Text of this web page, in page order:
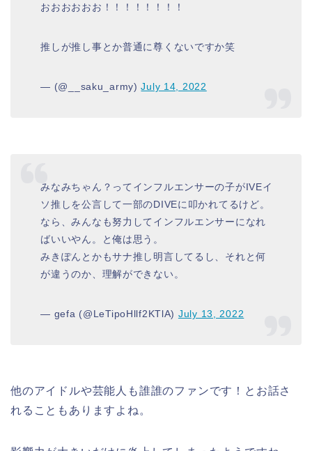
おおおおおお！！！！！！！！
推しが推し事とか普通に尊くないですか笑
— (@__saku_army)July 14, 2022
みなみちゃん？ってインフルエンサーの子がIVEイ
ソ推しを公言して一部のDIVEに叩かれてるけど。
なら、みんなも努力してインフルエンサーになれ
ばいいやん。と俺は思う。
みきぽんとかもサナ推し明言してるし、それと何
が違うのか、理解ができない。
— gefa (@LeTipoHllf2KTlA) July 13, 2022
他のアイドルや芸能人も誰誰のファンです！とお話さ
れることもありますよね。